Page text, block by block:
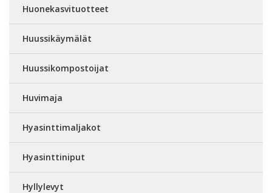
Huonekasvituotteet
Huussikäymälät
Huussikompostoijat
Huvimaja
Hyasinttimaljakot
Hyasinttiniput
Hyllylevyt